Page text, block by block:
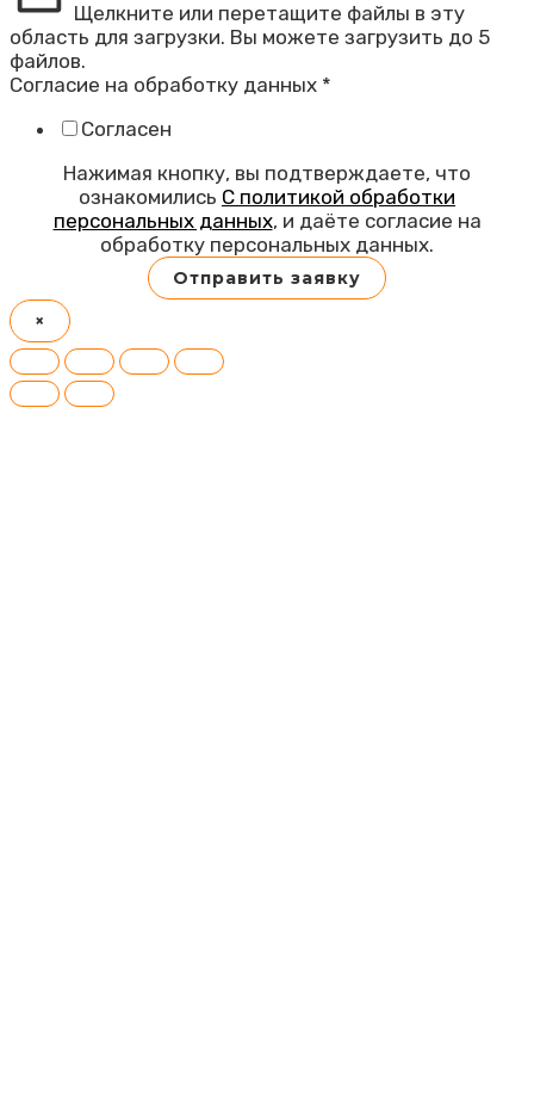
Щелкните или перетащите файлы в эту
область для загрузки. Вы можете загрузить до 5
файлов.
Согласие на обработку данных *
Согласен
Нажимая кнопку, вы подтверждаете, что
ознакомились С политикой обработки
персональных данных, и даёте согласие на
обработку персональных данных.
Отправить заявку
×